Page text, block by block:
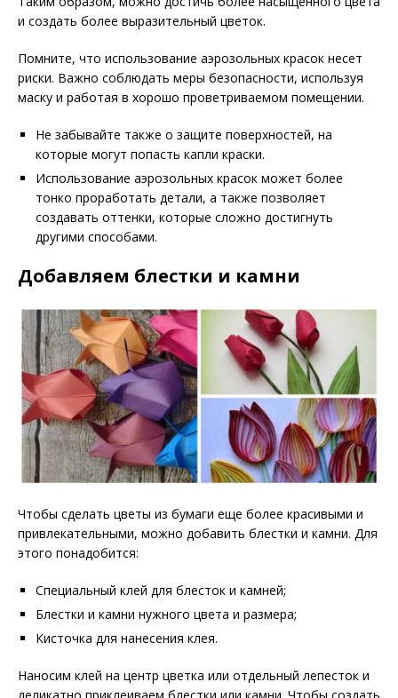
и создать более выразительный цветок.
Помните, что использование аэрозольных красок несет
риски. Важно соблюдать меры безопасности, используя
маску и работая в хорошо проветриваемом помещении.
Не забывайте также о защите поверхностей, на
которые могут попасть капли краски.
Использование аэрозольных красок может более
тонко проработать детали, а также позволяет
создавать оттенки, которые сложно достигнуть
другими способами.
Добавляем блестки и камни
Чтобы сделать цветы из бумаги еще более красивыми и
привлекательными, можно добавить блестки и камни. Для
этого понадобится:
Специальный клей для блесток и камней;
Блестки и камни нужного цвета и размера;
Кисточка для нанесения клея.
Наносим клей на центр цветка или отдельный лепесток и